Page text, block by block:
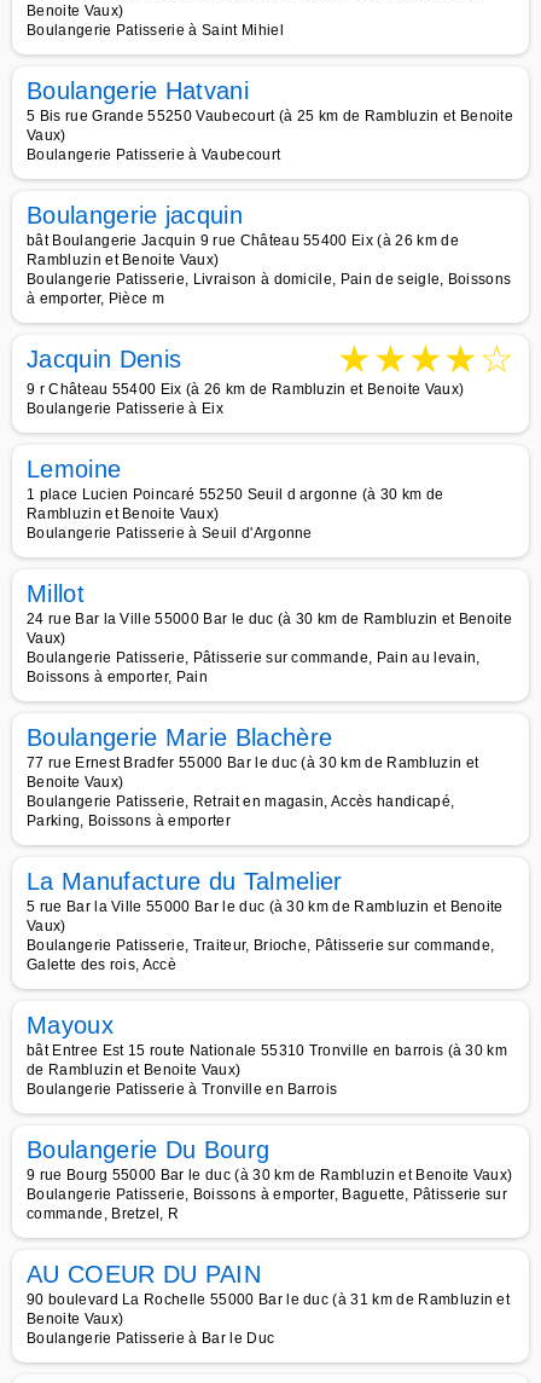
Benoite Vaux)
Boulangerie Patisserie à Saint Mihiel
Boulangerie Hatvani
5 Bis rue Grande 55250 Vaubecourt (à 25 km de Rambluzin et Benoite
Vaux)
Boulangerie Patisserie à Vaubecourt
Boulangerie jacquin
bât Boulangerie Jacquin 9 rue Château 55400 Eix (à 26 km de
Rambluzin et Benoite Vaux)
Boulangerie Patisserie, Livraison à domicile, Pain de seigle, Boissons
à emporter, Pièce m
Jacquin Denis ★★★★☆
9 r Château 55400 Eix (à 26 km de Rambluzin et Benoite Vaux)
Boulangerie Patisserie à Eix
Lemoine
1 place Lucien Poincaré 55250 Seuil d argonne (à 30 km de
Rambluzin et Benoite Vaux)
Boulangerie Patisserie à Seuil d'Argonne
Millot
24 rue Bar la Ville 55000 Bar le duc (à 30 km de Rambluzin et Benoite
Vaux)
Boulangerie Patisserie, Pâtisserie sur commande, Pain au levain,
Boissons à emporter, Pain
Boulangerie Marie Blachère
77 rue Ernest Bradfer 55000 Bar le duc (à 30 km de Rambluzin et
Benoite Vaux)
Boulangerie Patisserie, Retrait en magasin, Accès handicapé,
Parking, Boissons à emporter
La Manufacture du Talmelier
5 rue Bar la Ville 55000 Bar le duc (à 30 km de Rambluzin et Benoite
Vaux)
Boulangerie Patisserie, Traiteur, Brioche, Pâtisserie sur commande,
Galette des rois, Accè
Mayoux
bât Entree Est 15 route Nationale 55310 Tronville en barrois (à 30 km
de Rambluzin et Benoite Vaux)
Boulangerie Patisserie à Tronville en Barrois
Boulangerie Du Bourg
9 rue Bourg 55000 Bar le duc (à 30 km de Rambluzin et Benoite Vaux)
Boulangerie Patisserie, Boissons à emporter, Baguette, Pâtisserie sur
commande, Bretzel, R
AU COEUR DU PAIN
90 boulevard La Rochelle 55000 Bar le duc (à 31 km de Rambluzin et
Benoite Vaux)
Boulangerie Patisserie à Bar le Duc